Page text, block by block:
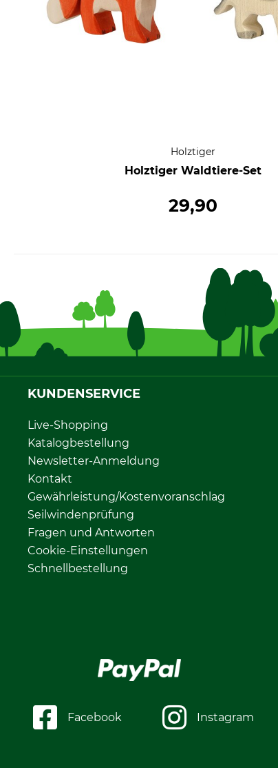
Holztiger
Holztiger Waldtiere-Set
29,90
KUNDENSERVICE
Live-Shopping
Katalogbestellung
Newsletter-Anmeldung
Kontakt
Gewährleistung/Kostenvoranschlag
Seilwindenprüfung
Fragen und Antworten
Cookie-Einstellungen
Schnellbestellung
Facebook Instagram